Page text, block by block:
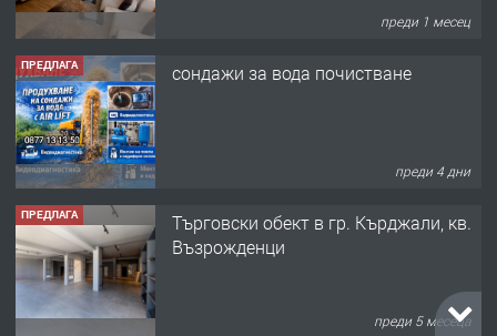
преди 1 месец
ПРЕДЛАГА сондажи за вода почистване
преди 4 дни
ПРЕДЛАГА
Tърговски обект в гр. Кърджали, кв.
Възрожденци
преди 5 месеца